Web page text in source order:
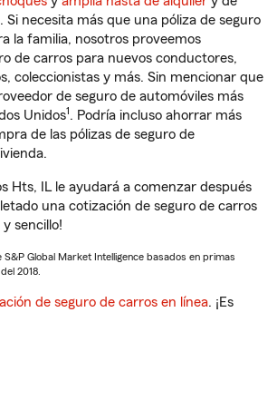
. Si necesita más que una póliza de seguro
la familia, nosotros proveemos
de carros para nuevos conductores,
coleccionistas y más. Sin mencionar que
de seguro de automóviles más
Unidos1 . Podría incluso ahorrar más
de las pólizas de seguro de
Hts, IL le ayudará a comenzar después
una cotización de seguro de carros
y sencillo!
S&P Global Market Intelligence basados en primas
2018.
de seguro de carros en línea. ¡Es